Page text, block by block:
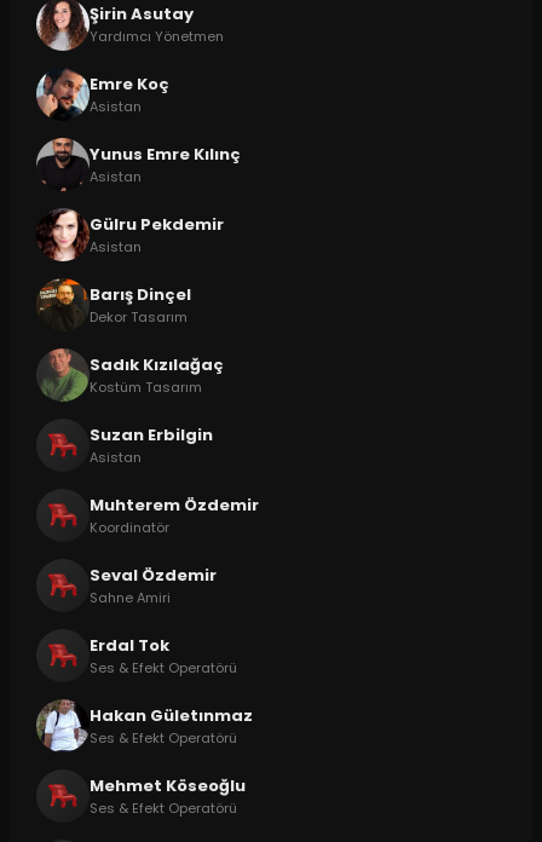
Şirin Asutay
Yardımcı Yönetmen
Emre Koç
Asistan
Yunus Emre Kılınç
Asistan
Gülru Pekdemir
Asistan
Barış Dinçel
Dekor Tasarım
Sadık Kızılağaç
Kostüm Tasarım
Suzan Erbilgin
Asistan
Muhterem Özdemir
Koordinatör
Seval Özdemir
Sahne Amiri
Erdal Tok
Ses & Efekt Operatörü
Hakan Gületınmaz
Ses & Efekt Operatörü
Mehmet Köseoğlu
Ses & Efekt Operatörü